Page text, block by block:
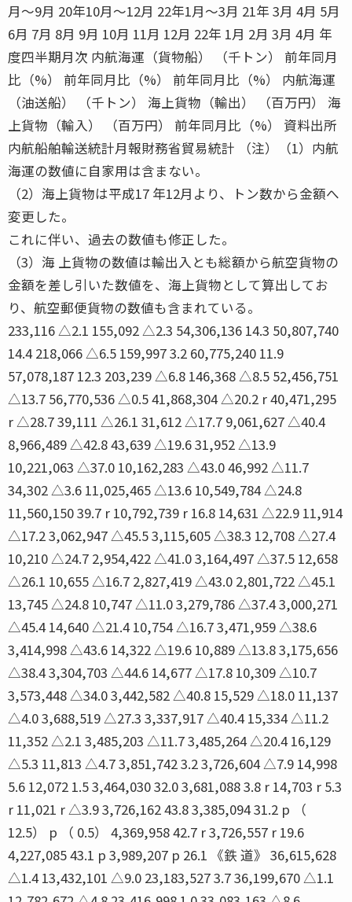
月〜9月 20年10月〜12月 22年1月〜3月 21年 3月 4月 5月
6月 7月 8月 9月 10月 11月 12月 22年 1月 2月 3月 4月 年
度四半期月次 内航海運（貨物船） （千トン） 前年同月
比（%） 前年同月比（%） 前年同月比（%） 内航海運
（油送船） （千トン） 海上貨物（輸出） （百万円） 海
上貨物（輸入） （百万円） 前年同月比（%） 資料出所
内航船舶輸送統計月報財務省貿易統計 （注）（1）内航
海運の数値に自家用は含まない。
（2）海上貨物は平成17 年12月より、トン数から金額へ
変更した。
これに伴い、過去の数値も修正した。
（3）海 上貨物の数値は輸出入とも総額から航空貨物の
金額を差し引いた数値を、海上貨物として算出してお
り、航空郵便貨物の数値も含まれている。
233,116 △2.1 155,092 △2.3 54,306,136 14.3 50,807,740
14.4 218,066 △6.5 159,997 3.2 60,775,240 11.9
57,078,187 12.3 203,239 △6.8 146,368 △8.5 52,456,751
△13.7 56,770,536 △0.5 41,868,304 △20.2 r 40,471,295
r △28.7 39,111 △26.1 31,612 △17.7 9,061,627 △40.4
8,966,489 △42.8 43,639 △19.6 31,952 △13.9
10,221,063 △37.0 10,162,283 △43.0 46,992 △11.7
34,302 △3.6 11,025,465 △13.6 10,549,784 △24.8
11,560,150 39.7 r 10,792,739 r 16.8 14,631 △22.9 11,914
△17.2 3,062,947 △45.5 3,115,605 △38.3 12,708 △27.4
10,210 △24.7 2,954,422 △41.0 3,164,497 △37.5 12,658
△26.1 10,655 △16.7 2,827,419 △43.0 2,801,722 △45.1
13,745 △24.8 10,747 △11.0 3,279,786 △37.4 3,000,271
△45.4 14,640 △21.4 10,754 △16.7 3,471,959 △38.6
3,414,998 △43.6 14,322 △19.6 10,889 △13.8 3,175,656
△38.4 3,304,703 △44.6 14,677 △17.8 10,309 △10.7
3,573,448 △34.0 3,442,582 △40.8 15,529 △18.0 11,137
△4.0 3,688,519 △27.3 3,337,917 △40.4 15,334 △11.2
11,352 △2.1 3,485,203 △11.7 3,485,264 △20.4 16,129
△5.3 11,813 △4.7 3,851,742 3.2 3,726,604 △7.9 14,998
5.6 12,072 1.5 3,464,030 32.0 3,681,088 3.8 r 14,703 r 5.3
r 11,021 r △3.9 3,726,162 43.8 3,385,094 31.2 p （
12.5） p （ 0.5） 4,369,958 42.7 r 3,726,557 r 19.6
4,227,085 43.1 p 3,989,207 p 26.1 《鉄 道》 36,615,628
△1.4 13,432,101 △9.0 23,183,527 3.7 36,199,670 △1.1